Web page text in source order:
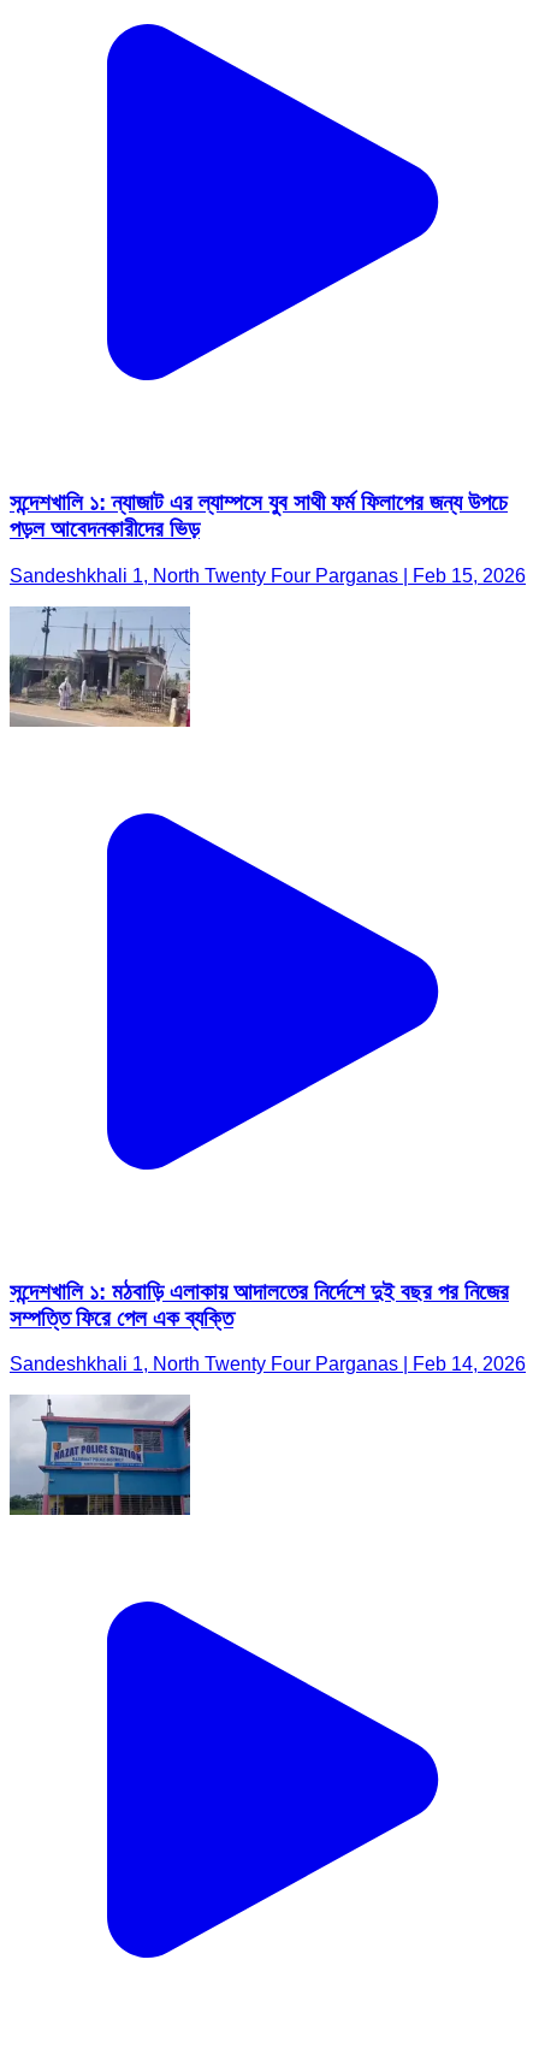
সন্দেশখালি ১: ন্যাজাট এর ল্যাম্পসে যুব সাথী ফর্ম ফিলাপের জন্য উপচে
পড়ল আবেদনকারীদের ভিড়
Sandeshkhali 1, North Twenty Four Parganas | Feb 15, 2026
সন্দেশখালি ১: মঠবাড়ি এলাকায় আদালতের নির্দেশে দুই বছর পর নিজের
সম্পত্তি ফিরে পেল এক ব্যক্তি
Sandeshkhali 1, North Twenty Four Parganas | Feb 14, 2026